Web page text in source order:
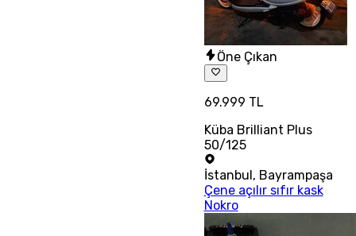
Öne Çıkan
69.999 TL
Küba Brilliant Plus
50/125
İstanbul, Bayrampaşa
Çene açılır sıfır kask
Nokro